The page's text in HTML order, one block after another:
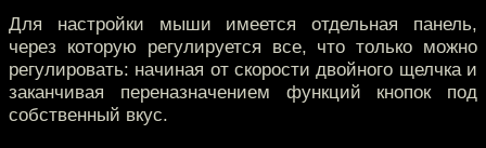
Для настройки мыши имеется отдельная панель,
через которую регулируется все, что только можно
регулировать: начиная от скорости двойного щелчка и
заканчивая переназначением функций кнопок под
собственный вкус.